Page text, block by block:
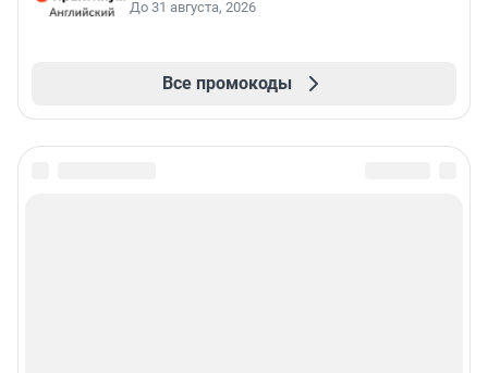
До 31 августа, 2026
Все промокоды